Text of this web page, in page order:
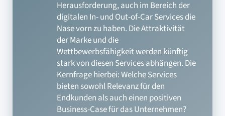
Herausforderung, auch im Bereich der
digitalen In- und Out-of-Car Services die
Nase vorn zu haben. Die Attraktivität
der Marke und die
Wettbewerbsfähigkeit werden künftig
stark von diesen Services abhängen. Die
Kernfrage hierbei: Welche Services
bieten sowohl Relevanz für den
Endkunden als auch einen positiven
Business-Case für das Unternehmen?